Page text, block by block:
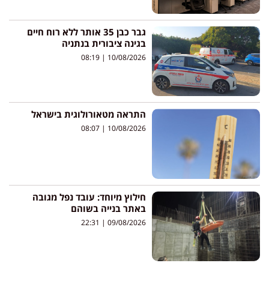
גבר כבן 35 אותר ללא רוח חיים
בגינה ציבורית בנתניה
10/08/2026
התראה מטאורולוגית בישראל
10/08/2026
חילוץ מיוחד: עובד נפל מגובה
באתר בנייה בשוהם
09/08/2026